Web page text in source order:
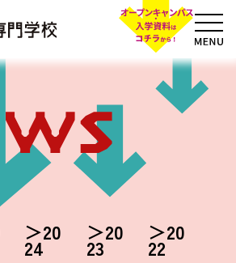
20
24
20
23
20
22